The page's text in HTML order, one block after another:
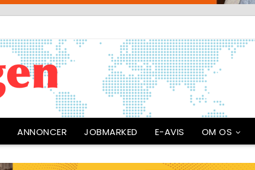
ANNONCER JOBMARKED E-AVIS OM OS